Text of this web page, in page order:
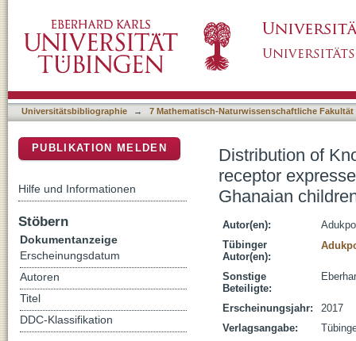
myeloid cells 1 (TREM-1) gene variants in
Universitätsbibliographie → 7 Mathematisch-Naturwissenschaftliche Fakultät
Distribution of
receptor
Ghanaian
Autor(en):
Tübinger
Autor(en):
Sonstige
Beteiligte:
Erscheinungsjahr:
2017
Verlagsangabe:
PUBLIKATION MELDEN
Hilfe und Informationen
Stöbern
Dokumentanzeige
Erscheinungsdatum
Autoren
Titel
DDC-Klassifikation